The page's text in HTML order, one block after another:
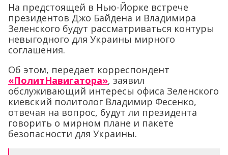
На предстоящей в Нью-Йорке встрече
президентов Джо Байдена и Владимира
Зеленского будут рассматриваться контуры
невыгодного для Украины мирного
соглашения.
Об этом, передает корреспондент
«ПолитНавигатора», заявил
обслуживающий интересы офиса Зеленского
киевский политолог Владимир Фесенко,
отвечая на вопрос, будут ли президента
говорить о мирном плане и пакете
безопасности для Украины.